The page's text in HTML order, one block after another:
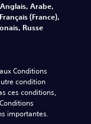
Arabe,
(France),
Russe
Conditions
condition
ces conditions,
importantes.